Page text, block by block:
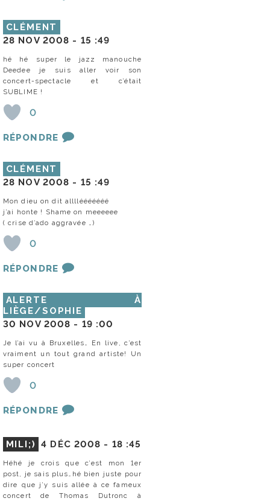
CLÉMENT
28 NOV 2008 - 15 :49
hé hé super le jazz manouche
Deedee je suis aller voir son
concert-spectacle et c’était
SUBLIME !
0
RÉPONDRE
CLÉMENT
28 NOV 2008 - 15 :49
Mon dieu on dit allllééééééé
j’ai honte ! Shame on meeeeee
( crise d’ado aggravée …)
0
RÉPONDRE
ALERTE À
LIÈGE/SOPHIE
30 NOV 2008 - 19 :00
Je l’ai vu à Bruxelles… En live, c’est
vraiment un tout grand artiste! Un
super concert
0
RÉPONDRE
MILI;) 4 DÉC 2008 - 18 :45
Héhé je crois que c’est mon 1er
post, je sais plus…hé bien juste pour
dire que j’y suis allée à ce fameux
concert de Thomas Dutronc à